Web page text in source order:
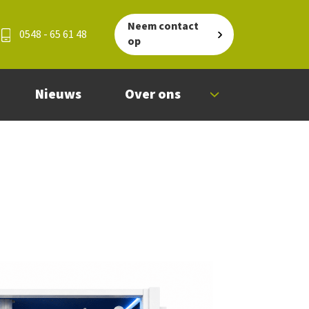
0548 - 65 61 48
Neem contact
op
Nieuws Over ons